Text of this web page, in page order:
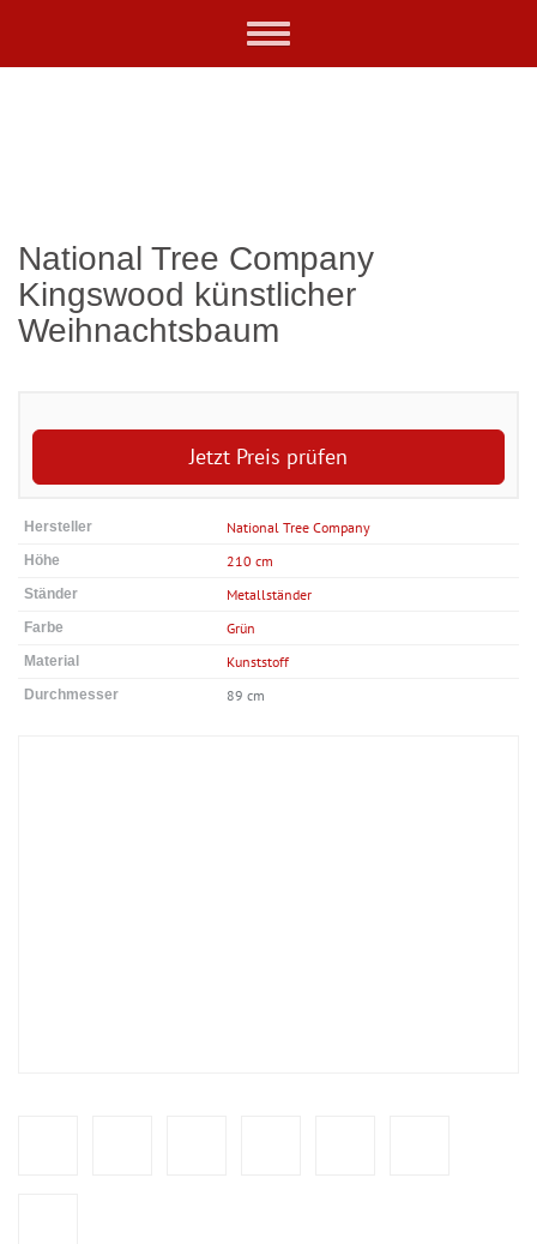
Toggle
National Tree Company
Kingswood künstlicher
Weihnachtsbaum
Jetzt Preis prüfen
Hersteller National Tree Company
Höhe 210 cm
Ständer Metallständer
Farbe Grün
Material Kunststoff
Durchmesser 89 cm